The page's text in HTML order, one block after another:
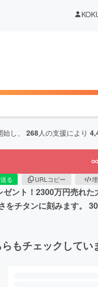
し、 268人の支援により
る URLコピー
ゼント！2300万円売れ
をチタンに刻みます。
もチェックしてい